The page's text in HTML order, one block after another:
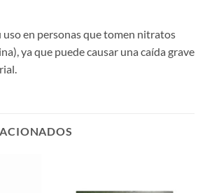
uso en personas que tomen nitratos
ya que puede causar una caída grave